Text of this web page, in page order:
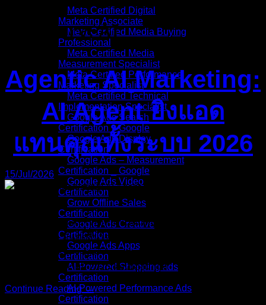
Meta Certified Digital
Marketing Associate
Meta Certified Media Buying
Professional
Meta Certified Media
Measurement Specialist
Meta Certified Performance
Marketing Specialist
Meta Certified Technical
Implementation Specialist
Google Ads Search
Certification _ Google
Google Ads Display
Certification
Google Ads – Measurement
Certification _ Google
Google Ads Video
Certification
Grow Offline Sales
Certification
Google Ads Creative
Certification
Google Ads Apps
Certification
AI-Powered Shopping ads
Certification
AI-Powered Performance Ads
Certification
Category:AI
Agentic AI Marketing:
AI Agent ยิงแอด
แทนคุณทั้งระบบ 2026
15/Jul/2026
“ถ้า AI Agent ตัดสินใจยิงแอดแทนคุณได้ทั้งระบบ คำถามที่
สำคัญกว่าคือ มันตัดสินใจด้วย Business Logic ของคุณ หรือ
ด้วย Logic ที่มันคิดว่าดี” Agentic AI Marketing เป็นคำที่เริ่มโผล่
มาถี่ขึ้นตั้งแต่ปลายปี 2025 ต่อเนื่องมาถึง
Continue Reading →